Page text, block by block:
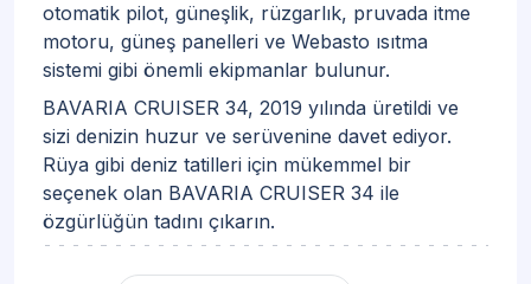
otomatik pilot, güneşlik, rüzgarlık, pruvada itme
motoru, güneş panelleri ve Webasto ısıtma
sistemi gibi önemli ekipmanlar bulunur.
BAVARIA CRUISER 34, 2019 yılında üretildi ve
sizi denizin huzur ve serüvenine davet ediyor.
Rüya gibi deniz tatilleri için mükemmel bir
seçenek olan BAVARIA CRUISER 34 ile
özgürlüğün tadını çıkarın.